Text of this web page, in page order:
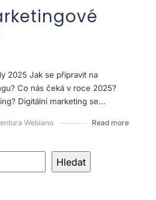
2025 Jak se připravit na
Co nás čeká v roce 2025?
Digitální marketing se...
Webiano Read more
Hledat